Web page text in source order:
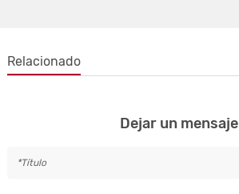
Relacionado
Dejar un mensaje